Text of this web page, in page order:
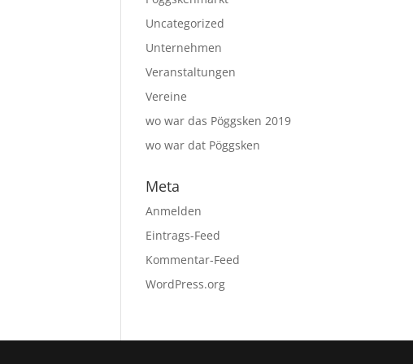
Uncategorized
Unternehmen
Veranstaltungen
Vereine
wo war das Pöggsken 2019
wo war dat Pöggsken
Meta
Anmelden
Eintrags-Feed
Kommentar-Feed
WordPress.org